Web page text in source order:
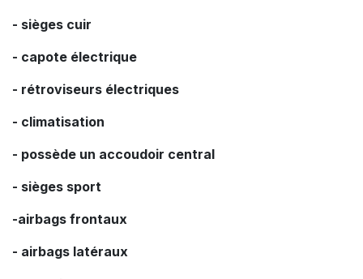
- sièges cuir
- capote électrique
- rétroviseurs électriques
- climatisation
- possède un accoudoir central
- sièges sport
-airbags frontaux
- airbags latéraux